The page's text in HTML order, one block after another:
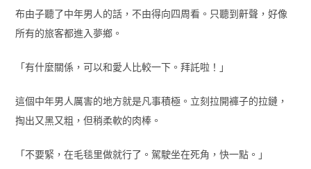
布由子聽了中年男人的話，不由得向四周看。只聽到鼾聲，好像
所有的旅客都進入夢鄉。
「有什麼關係，可以和愛人比較一下。拜託啦！」
這個中年男人厲害的地方就是凡事積極。立刻拉開褲子的拉鏈，
掏出又黑又粗，但稍柔軟的肉棒。
「不要緊，在毛毯里做就行了。駕駛坐在死角，快一點。」